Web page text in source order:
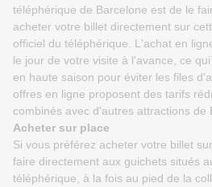
téléphérique de Barcelone est de le
acheter votre billet directement sur
officiel du téléphérique. L'achat en
le jour de votre visite à l'avance, ce
en haute saison pour éviter les files
offres en ligne proposent des tarifs
combinés avec d'autres attractions de
Acheter sur place
Si vous préférez acheter votre billet
faire directement aux guichets situés
téléphérique, à la fois au pied de la